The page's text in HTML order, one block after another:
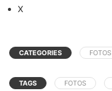
X
CATEGORIES FOTOS
TAGS FOTOS